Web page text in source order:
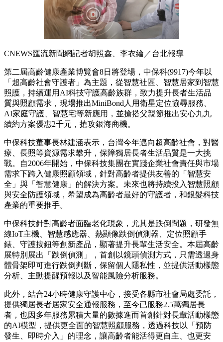
CNEWS匯流新聞網記者胡照鑫、李衣綸／台北報導
第二屆高齡健康產業博覽會8日將登場，中保科(9917)今年以
「超高齡社會守護者」為主題，從智慧社區、智慧居家到智慧
照護，持續運用AI科技守護高齡族群，致力提升長者生活品
質與照顧需求，現場推出MiniBond人用衛星定位協尋服務、
AI家庭守護、智慧宅等新應用，並搶搭父親節推出安心九九
續約方案優惠2千元，搶攻銀海商機。
中保科技董事長林建涵表示，台灣今年邁向超高齡社會，對醫
療、長照等資源需求攀升，保障獨居長者生活品質是一大挑
戰。自2006年開始，中保科技集團在實踐企業社會責任與市場
需求下跨入健康照顧領域，針對高齡者提供友善的「智慧安
全」與「智慧健康」的解決方案。未來也將持續投入智慧照顧
與安全防護領域，希望成為高齡者最好的守護者，和銀髮科技
產業的重要推手。
中保科技針對高齡者面臨老化現象，尤其是跌倒問題，研發無
線IoT主機、智慧感應器、熱顯像跌倒偵測器、定位照顧手
錶、守護按鈕等創新產品，顯著提升長輩生活安全。本屆高齡
展特別展出「跌倒偵測」，首創以鏡頭偵測方式，只需透過身
體骨架即可進行跌倒判斷，保留個人隱私性，並提供活動樣態
分析、主動提醒預報以及智能風險分析服務。
此外，結合24小時健康守護中心，接受各縣市社會局處委託，
提供獨居長者居家安全通報服務，至今已服務2.5萬獨居長
者，也因多年服務累積大量的數據進而首創針對長輩活動樣態
的AI模型，提供更全面的智慧照顧服務，透過科技以「預防
發生、即時介入」的理念，讓高齡者能活得更自主、也更安